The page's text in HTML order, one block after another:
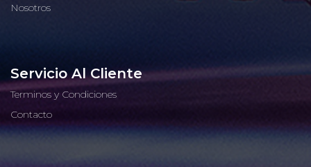
Nosotros
Servicio Al Cliente
Terminos y Condiciones
Contacto